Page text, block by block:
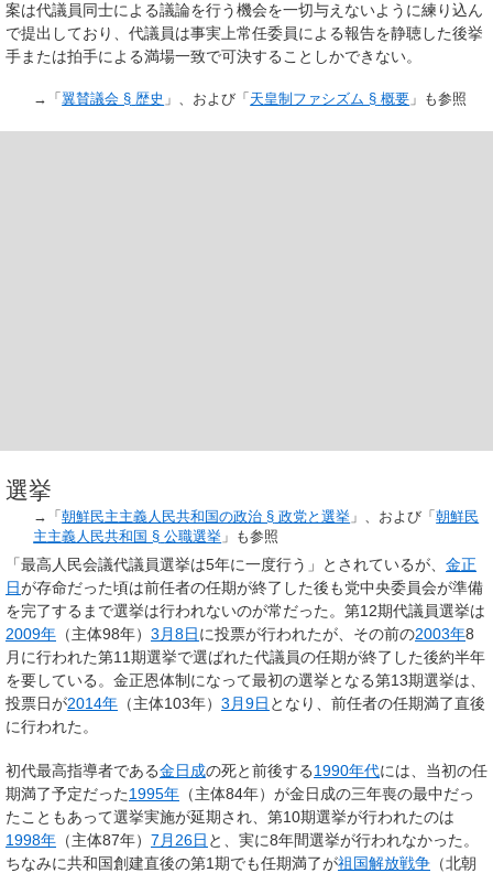
案は代議員同士による議論を行う機会を一切与えないように練り込ん
で提出しており、代議員は事実上常任委員による報告を静聴した後挙
手または拍手による満場一致で可決することしかできない。
→「 翼賛議会 § 歴史 」、および「 天皇制ファシズム § 概要 」も参照
選挙
→「朝鮮民主主義人民共和国の政治 § 政党と選挙 」、および「朝鮮民
主主義人民共和国 § 公職選挙 」も参照
「最高人民会議代議員選挙は5年に一度行う 」とされているが、 金正
日が存命だった頃は前任者の任期が終了した後も党中央委員会が準備
を完了するまで選挙は行われないのが常だった 。第12期代議員選挙は
2009年 （主体98年） 3月8日に投票が行われたが、その前の2003年8
月に行われた第11期選挙で選ばれた代議員の任期が終了した後約半年
を要している。 金正恩体制になって最初の選挙となる第13期選挙は
投票日が2014年 （主体103年） 3月9日 となり、 前任者の任期満了直後
に行われた 。
初代最高指導者である金日成の死と前後する1990年代には、当初の任
期満了予定だった1995年 （主体84年）が金日成の三年喪の最中だっ
たこともあって選挙実施が延期され、第10期選挙が行われたのは
1998年 （主体87年） 7月26日 と、実に8年間選挙が行われなかった。
ちなみに共和国創建直後の第1期でも任期満了が祖国解放戦争 （北朝